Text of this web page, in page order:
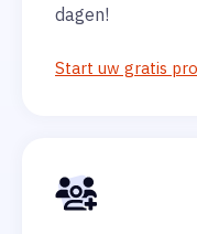
dagen!
Start uw gratis